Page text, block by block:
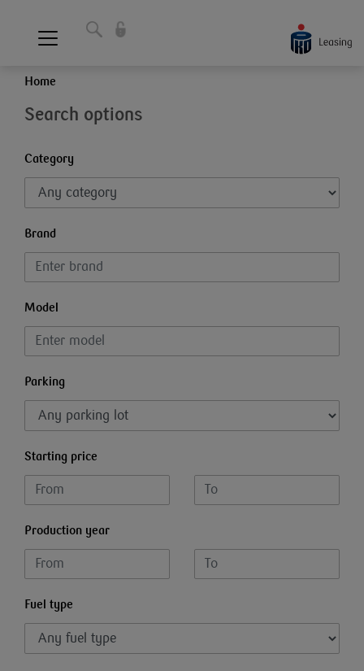
Home
Search options
Category
Brand
Model
Parking
Starting price
Production year
Fuel type